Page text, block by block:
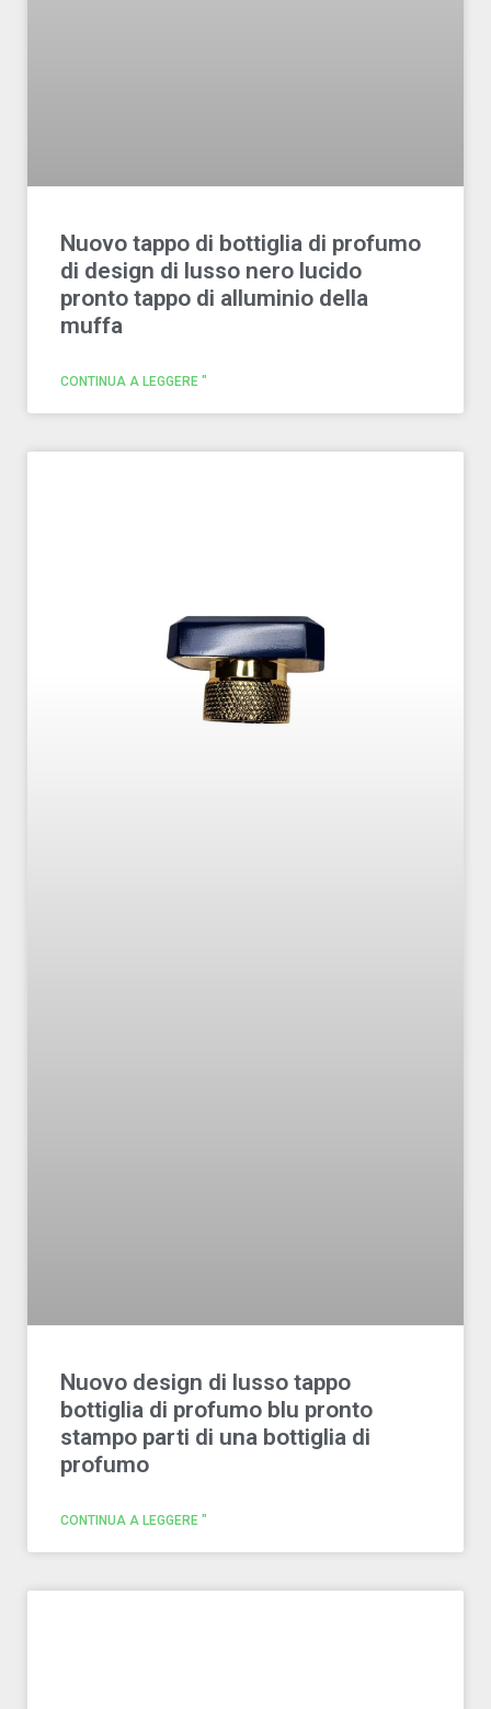
Nuovo tappo di bottiglia di profumo
di design di lusso nero lucido
pronto tappo di alluminio della
muffa
CONTINUA A LEGGERE "
Nuovo design di lusso tappo
bottiglia di profumo blu pronto
stampo parti di una bottiglia di
profumo
CONTINUA A LEGGERE "